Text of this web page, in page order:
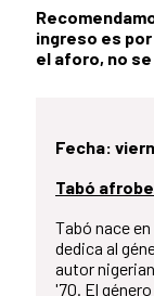
ingreso es
el aforo, no
Fecha:
Tabó
Tabó nace
dedica al
autor
'70. El